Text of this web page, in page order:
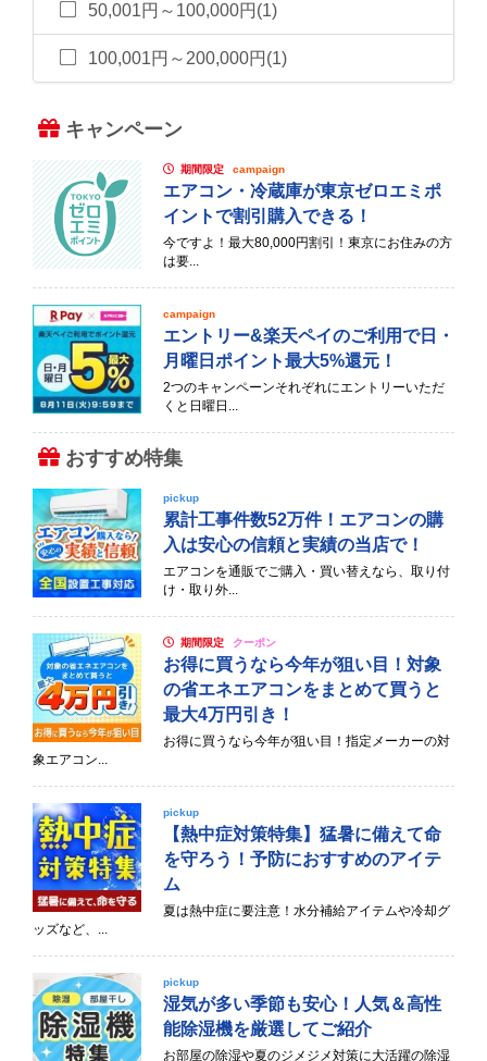
50,001円～100,000円(1)
100,001円～200,000円(1)
キャンペーン
期間限定 campaign
エアコン・冷蔵庫が東京ゼロエミポ
イントで割引購入できる！
今ですよ！最大80,000円割引！東京にお住みの方
は要...
campaign
エントリー&楽天ペイのご利用で日・
月曜日ポイント最大5%還元！
2つのキャンペーンそれぞれにエントリーいただ
くと日曜日...
おすすめ特集
pickup
累計工事件数52万件！エアコンの購
入は安心の信頼と実績の当店で！
エアコンを通販でご購入・買い替えなら、取り付
け・取り外...
期間限定 クーポン
お得に買うなら今年が狙い目！対象
の省エネエアコンをまとめて買うと
最大4万円引き！
お得に買うなら今年が狙い目！指定メーカーの対
象エアコン...
pickup
【熱中症対策特集】猛暑に備えて命
を守ろう！予防におすすめのアイテ
ム
夏は熱中症に要注意！水分補給アイテムや冷却グ
ッズなど、...
pickup
湿気が多い季節も安心！人気＆高性
能除湿機を厳選してご紹介
お部屋の除湿や夏のジメジメ対策に大活躍の除湿